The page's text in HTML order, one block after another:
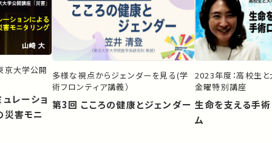
京大学公開
レーショ
災害モニ
多様な視点からジェンダーを見る(学
術フロンティア講義）
第3回 こころの健康とジェンダー
2023年度：高校生
金曜特別講座
生命を支える手
ム